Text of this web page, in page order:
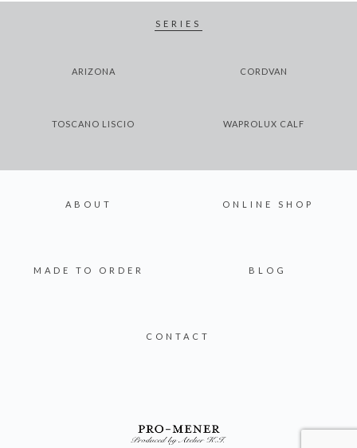
SERIES
ARIZONA CORDVAN
TOSCANO LISCIO WAPROLUX CALF
ABOUT ONLINE SHOP
MADE TO ORDER BLOG
CONTACT